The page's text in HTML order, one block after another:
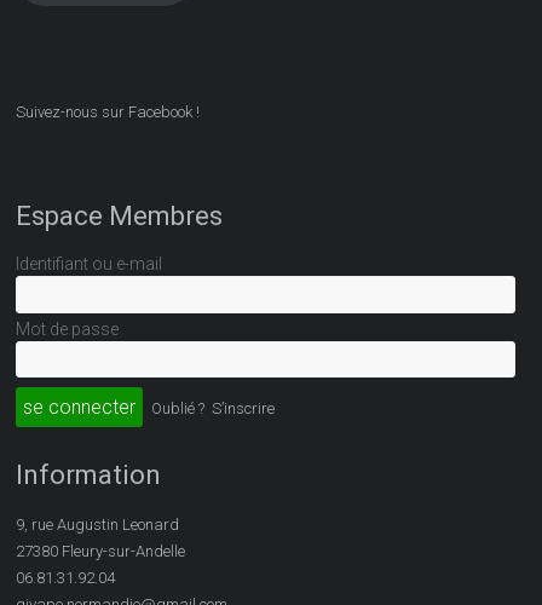
Suivez-nous sur Facebook !
Espace Membres
Identifiant ou e-mail
Mot de passe
Oublié ? S’inscrire
Information
9, rue Augustin Leonard
27380 Fleury-sur-Andelle
06.81.31.92.04